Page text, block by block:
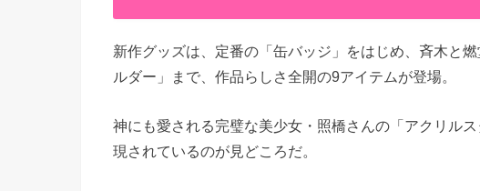
新作グッズは、定番の「缶バッジ」をはじめ、斉木と
ルダー」まで、作品らしさ全開の9アイテムが登場。
神にも愛される完璧な美少女・照橋さんの「アクリル
現されているのが見どころだ。